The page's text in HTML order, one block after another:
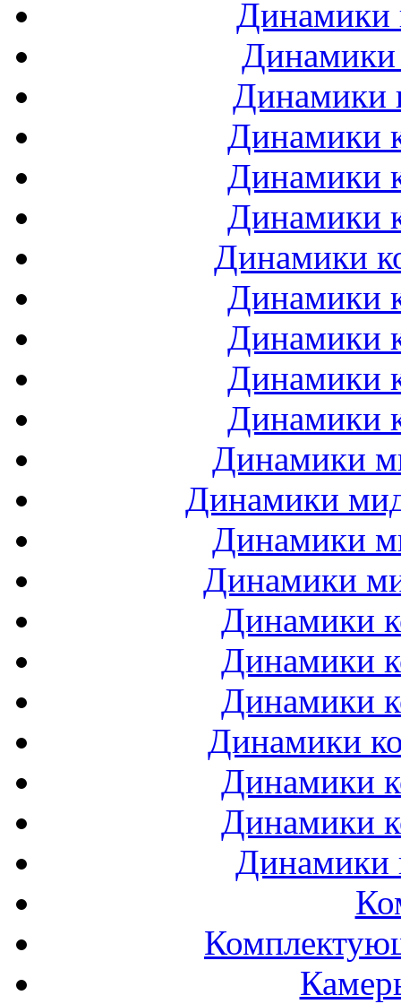
Динамики
Динамики
Динамики
Динамики
Динамики
Динамики
Динамики
Динамики
Динамики
Динамики
Динамики
Динамики
Динамики
Динамики
Динамики
Динамики
Динамики
Динамики
Динамики
Динамики
Динамики
Динамики